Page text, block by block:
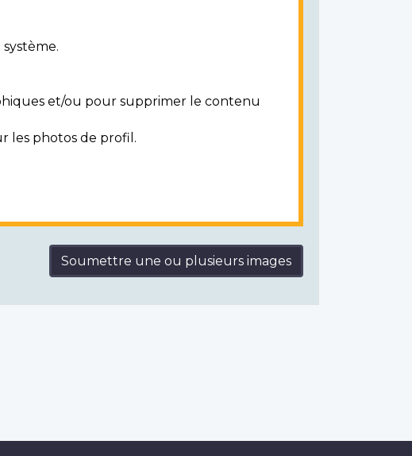
et/ou pour supprimer le contenu
les photos de profil.
Soumettre une ou plusieurs images